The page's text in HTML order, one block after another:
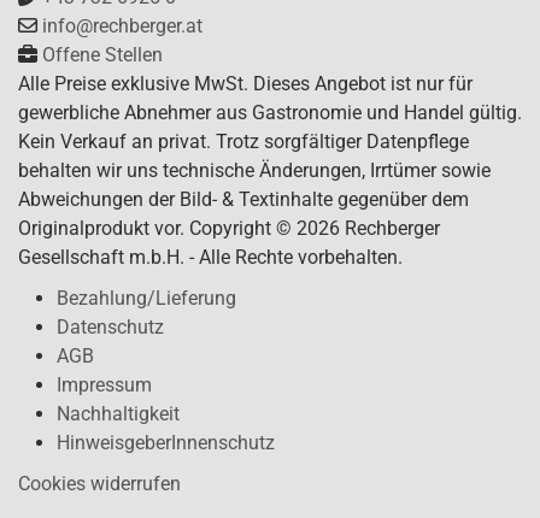
info@rechberger.at
Offene Stellen
Alle Preise exklusive MwSt. Dieses Angebot ist nur für
gewerbliche Abnehmer aus Gastronomie und Handel gültig.
Kein Verkauf an privat. Trotz sorgfältiger Datenpflege
behalten wir uns technische Änderungen, Irrtümer sowie
Abweichungen der Bild- & Textinhalte gegenüber dem
Originalprodukt vor. Copyright © 2026 Rechberger
Gesellschaft m.b.H. - Alle Rechte vorbehalten.
Bezahlung/Lieferung
Datenschutz
AGB
Impressum
Nachhaltigkeit
HinweisgeberInnenschutz
Cookies widerrufen